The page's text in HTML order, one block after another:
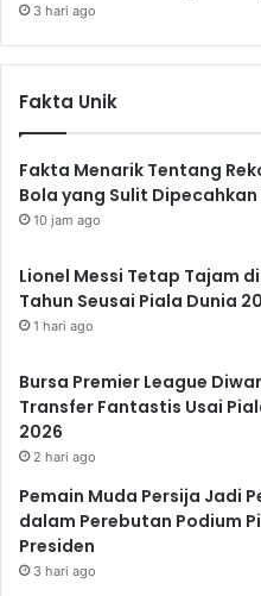
3 hari ago
Fakta Unik
Fakta Menarik Tentang
Bola yang Sulit Dipecahkan
10 jam ago
Lionel Messi Tetap Tajam
Tahun Seusai Piala Dunia
1 hari ago
Bursa Premier League
Transfer Fantastis Usai
2026
2 hari ago
Pemain Muda Persija Jadi
dalam Perebutan Podium
Presiden
3 hari ago